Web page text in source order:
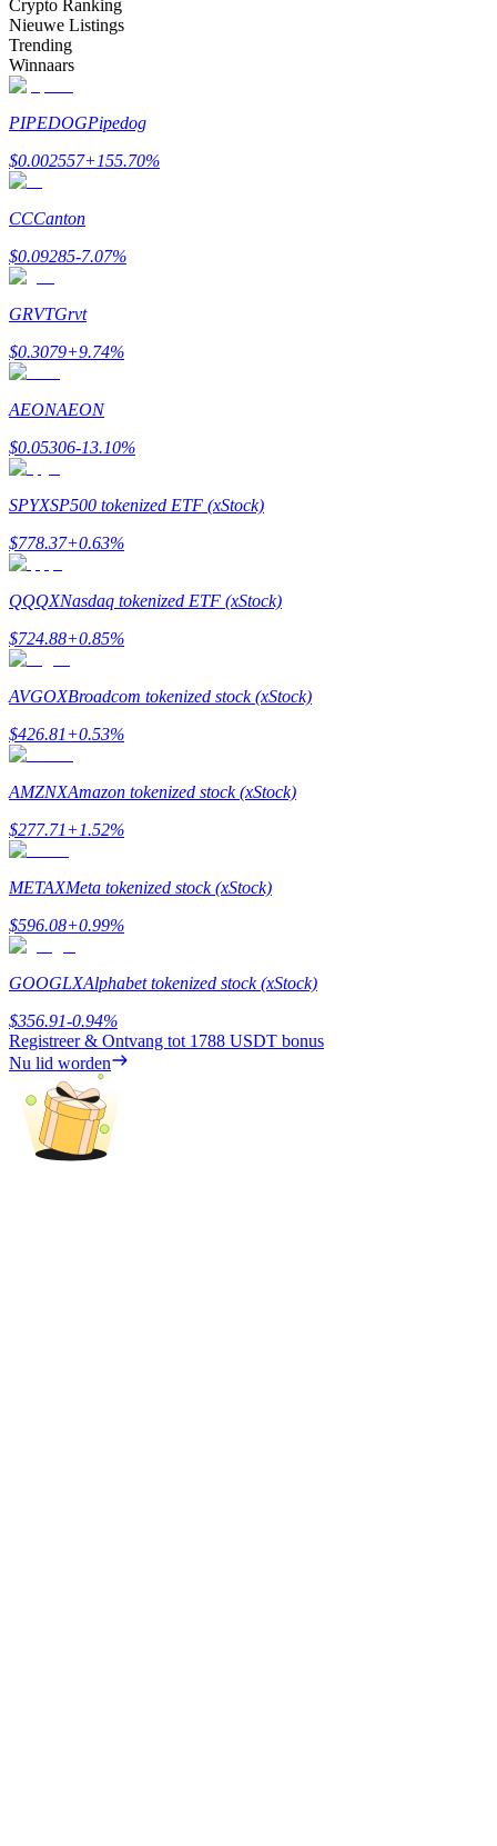
Verdienen
Verdien dagelijks competitieve beloningen
Uitzetten
Hoog rendement en directe toegang
Launchpool
Flexibel staken om populaire tokens te verdienen.
BTR-vergrendelingen
Exclusieve beleggingen voor BTR-houders
Crypto Ranking
Nieuwe Listings
Trending
Winnaars
PIPEDOGPipedog
$0.002557+155.70%
CCCanton
$0.09285-7.07%
GRVTGrvt
$0.3079+9.74%
AEONAEON
$0.05306-13.10%
SPYXSP500 tokenized ETF (xStock)
$778.37+0.63%
QQQXNasdaq tokenized ETF (xStock)
$724.88+0.85%
AVGOXBroadcom tokenized stock (xStock)
$426.81+0.53%
AMZNXAmazon tokenized stock (xStock)
$277.71+1.52%
METAXMeta tokenized stock (xStock)
$596.08+0.99%
GOOGLXAlphabet tokenized stock (xStock)
$356.91-0.94%
Registreer & Ontvang tot 1788 USDT bonus
Nu lid worden